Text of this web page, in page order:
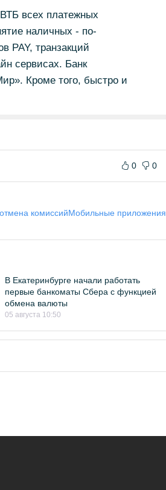
всех платежных
наличных - по-
PAY, транзакций
сервисах. Банк
Кроме того, быстро и
0 0
отмена комиссийМобильные приложения
В Екатеринбурге начали работать
первые банкоматы Сбера с функцией
обмена валюты
05 августа 10:50